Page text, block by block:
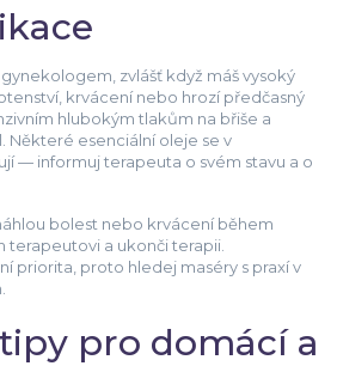
zvlášť když máš vysoký
krvácení nebo hrozí předčasný
hlubokým tlakům na břiše a
Některé esenciální oleje se v
— informuj terapeuta o svém stavu a o
bolest nebo krvácení během
terapeutovi a ukonči terapii.
priorita, proto hledej maséry s praxí v
pro domácí a